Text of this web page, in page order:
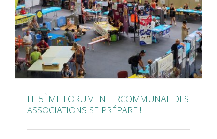
LE 5ÈME FORUM INTERCOMMUNAL DES
ASSOCIATIONS SE PRÉPARE !